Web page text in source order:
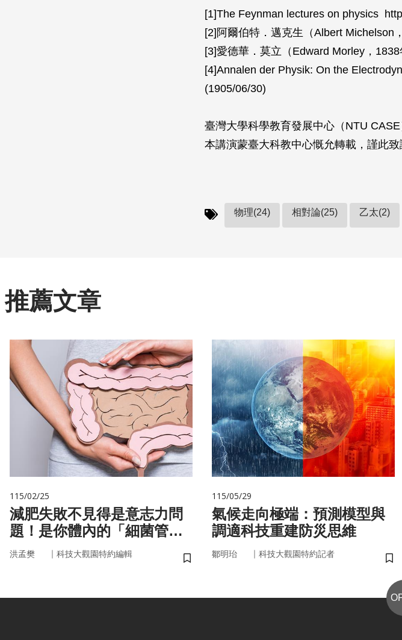
[1]The Feynman lectures on physics
[2]阿爾伯特．邁克生（Albert Michelson
[3]愛德華．莫立（Edward Morley，1838
[4]Annalen der Physik: On the
(1905/06/30)
臺灣大學科學教育發展中心（NTU
本講演蒙臺大科教中心慨允轉載，謹此致
物理(24) 相對論(25) 乙太(2)
推薦文章
115/02/25
減肥失敗不見得是意志力問
題！是你體內的「細菌管
家」在幫你囤油
洪孟樊 ｜ 科技大觀園特約編輯
儲存書籤
115/05/29
氣候走向極端：預測模型與
調適科技重建防災思維
鄒明珆 ｜ 科技大觀園特約記者
儲